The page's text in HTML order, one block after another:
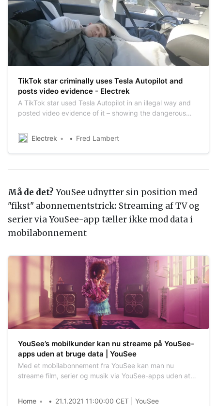
TikTok star criminally uses Tesla Autopilot and
posts video evidence - Electrek
A TikTok star used Tesla Autopilot in an illegal way and
posted video evidence of it – showing the dangerous
young man’s mother was helping him film the whole
thing. Tesla Autopilot Tesla Autopilot is a term to englobe
several automated driver a…
Electrek Fred Lambert
Må de det? YouSee udnytter sin position med
"fikst" abonnementstrick: Streaming af TV og
serier via YouSee-app tæller ikke mod data i
mobilabonnement
YouSee’s mobilkunder kan nu streame på YouSee-
apps uden at bruge data | YouSee
Med et mobilabonnement fra YouSee kan man nu
streame film, serier og musik via YouSee-apps uden at
Home
21.1.2021 11:00:00 CET | YouSee